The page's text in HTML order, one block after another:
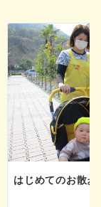
はじめてのお散